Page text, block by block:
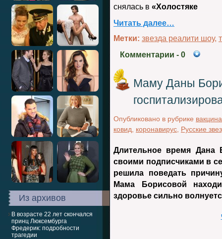
Из архивов
В возрасте 22 лет скончался
принц Люксембурга
Фредерик: подробности
трагедии
снялась в «Холостяке
Читать далее…
Метки: звезда реалити шоу,
Комментарии - 0
Маму Даны
Опубликовано в рубрике
ковид
коронавирус Русские
Длительное время Дана
своими подписчиками в
решила поведать
Мама Борисовой
здоровье сильно